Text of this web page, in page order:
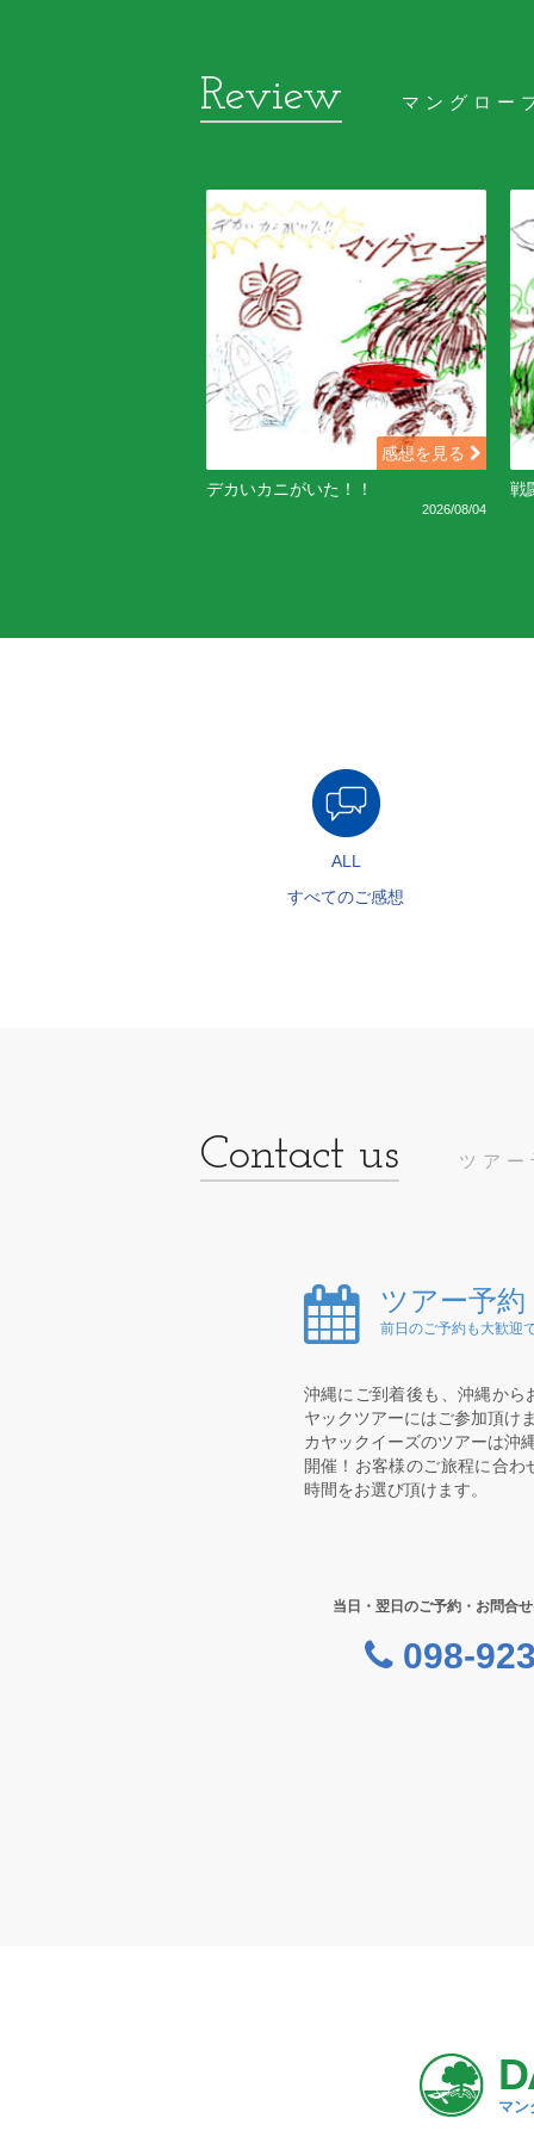
マングロー
感想を見る
デカいカニがいた！！
2026/08/04
戦
ALL
すべてのご感想
ツア
ツアー予約
前日のご予約も大歓迎
沖縄にご到着後も、沖縄から
ヤックツアーにはご参加頂け
カヤックイーズのツアーは沖
開催！お客様のご旅程に合わ
時間をお選び頂けます。
当日・翌日のご予約・お問合
098-
マン